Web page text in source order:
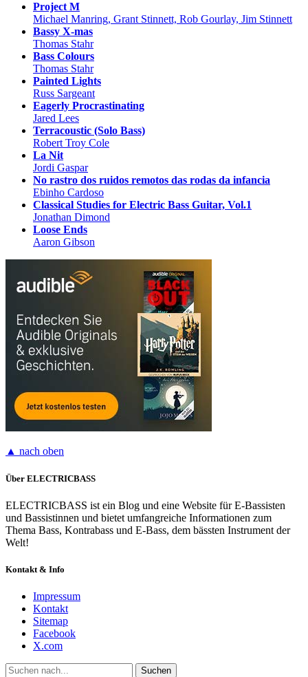
Project M
Michael Manring, Grant Stinnett, Rob Gourlay, Jim Stinnett
Bassy X-mas
Thomas Stahr
Bass Colours
Thomas Stahr
Painted Lights
Russ Sargeant
Eagerly Procrastinating
Jared Lees
Terracoustic (Solo Bass)
Robert Troy Cole
La Nit
Jordi Gaspar
No rastro dos ruidos remotos das rodas da infancia
Ebinho Cardoso
Classical Studies for Electric Bass Guitar, Vol.1
Jonathan Dimond
Loose Ends
Aaron Gibson
▲ nach oben
Über ELECTRICBASS
ELECTRICBASS ist ein Blog und eine Website für E-Bassisten
und Bassistinnen und bietet umfangreiche Informationen zum
Thema Bass, Kontrabass und E-Bass, dem bässten Instrument der
Welt!
Kontakt & Info
Impressum
Kontakt
Sitemap
Facebook
X.com